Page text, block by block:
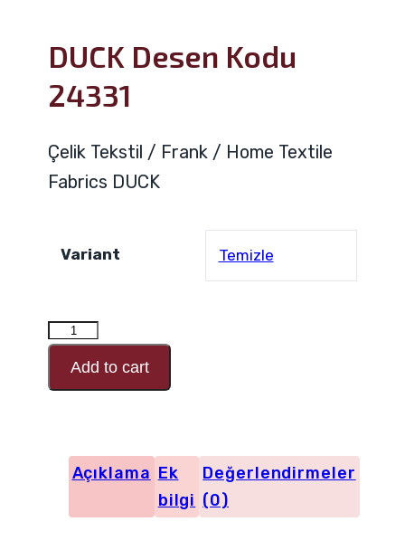
DUCK Desen Kodu
24331
Çelik Tekstil / Frank / Home Textile
Fabrics DUCK
Variant Temizle
DUCK
Desen
Kodu
Add to cart
Açıklama Ek
bilgi
Değerlendirmeler
(0)